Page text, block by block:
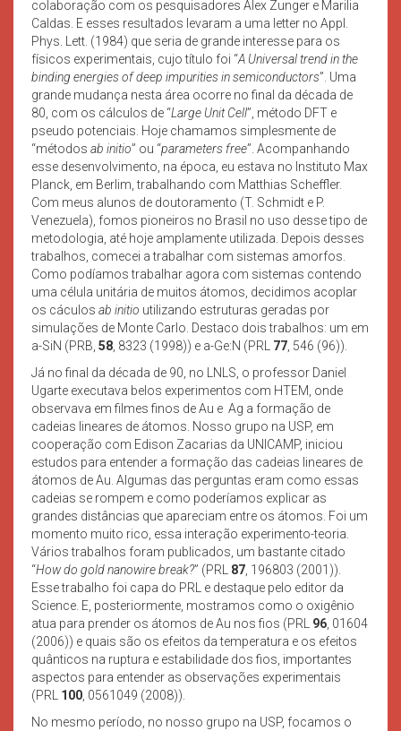
colaboração com os pesquisadores Alex Zunger e Marilia
Caldas. E esses resultados levaram a uma letter no Appl.
Phys. Lett. (1984) que seria de grande interesse para os
físicos experimentais, cujo título foi “A Universal trend in the
binding energies of deep impurities in semiconductors”. Uma
grande mudança nesta área ocorre no final da década de
80, com os cálculos de “Large Unit Cell”, método DFT e
pseudo potenciais. Hoje chamamos simplesmente de
“métodos ab initio” ou “parameters free”. Acompanhando
esse desenvolvimento, na época, eu estava no Instituto Max
Planck, em Berlim, trabalhando com Matthias Scheffler.
Com meus alunos de doutoramento (T. Schmidt e P.
Venezuela), fomos pioneiros no Brasil no uso desse tipo de
metodologia, até hoje amplamente utilizada. Depois desses
trabalhos, comecei a trabalhar com sistemas amorfos.
Como podíamos trabalhar agora com sistemas contendo
uma célula unitária de muitos átomos, decidimos acoplar
os cáculos ab initio utilizando estruturas geradas por
simulações de Monte Carlo. Destaco dois trabalhos: um em
a-SiN (PRB, 58 , 8323 (1998)) e a-Ge:N (PRL 77 , 546 (96)).
Já no final da década de 90, no LNLS, o professor Daniel
Ugarte executava belos experimentos com HTEM, onde
observava em filmes finos de Au e Ag a formação de
cadeias lineares de átomos. Nosso grupo na USP, em
cooperação com Edison Zacarias da UNICAMP, iniciou
estudos para entender a formação das cadeias lineares de
átomos de Au. Algumas das perguntas eram como essas
cadeias se rompem e como poderíamos explicar as
grandes distâncias que apareciam entre os átomos. Foi um
momento muito rico, essa interação experimento-teoria.
Vários trabalhos foram publicados, um bastante citado
“How do gold nanowire break?” (PRL 87 , 196803 (2001)).
Esse trabalho foi capa do PRL e destaque pelo editor da
Science. E, posteriormente, mostramos como o oxigênio
atua para prender os átomos de Au nos fios (PRL 96 , 01604
(2006)) e quais são os efeitos da temperatura e os efeitos
quânticos na ruptura e estabilidade dos fios, importantes
aspectos para entender as observações experimentais
(PRL 100 , 0561049 (2008)).
No mesmo período, no nosso grupo na USP, focamos o